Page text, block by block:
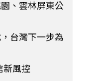
、雲林屏東公
台灣下一步為
新風控